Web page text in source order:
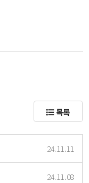
목록
24.11.11
24.11.08